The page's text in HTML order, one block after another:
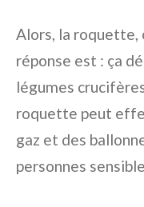
Alors, la roquette,
réponse est : ça
légumes
roquette peut
gaz et des
personnes